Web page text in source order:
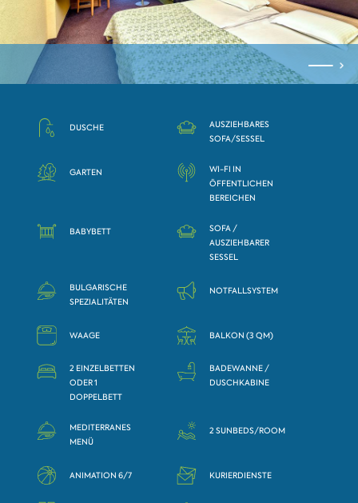
DUSCHE
AUSZIEHBARES
SOFA/SESSEL
GARTEN
WI-FI IN
ÖFFENTLICHEN
BEREICHEN
BABYBETT
SOFA /
AUSZIEHBARER
SESSEL
BULGARISCHE
SPEZIALITÄTEN
NOTFALLSYSTEM
WAAGE BALKON (3 QM)
2 EINZELBETTEN
ODER 1
DOPPELBETT
BADEWANNE /
DUSCHKABINE
MEDITERRANES
MENÜ
2 SUNBEDS/ROOM
ANIMATION 6/7 KURIERDIENSTE